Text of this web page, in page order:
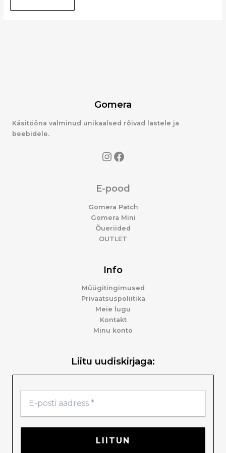
Gomera
Käsitööna valminud unikaalsed rõivad lastele ja
beebidele.
E-pood
Gomera Patch
Gomera Mini
Õueriided
OUTLET
Info
Müügitingimused
Privaatsuspoliitika
Meie lugu
Kontakt
Minu konto
Liitu uudiskirjaga: